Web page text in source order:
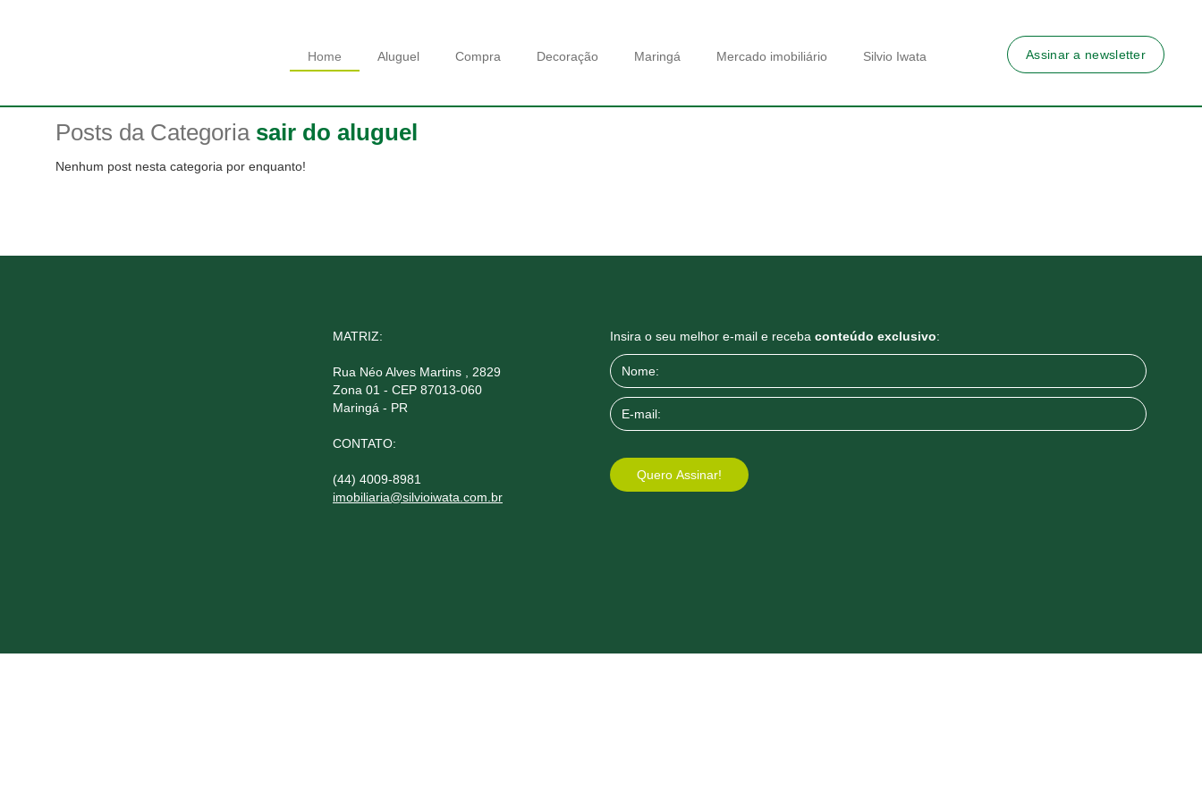
Home Aluguel Compra Decoração Maringá Mercado imobiliário Silvio Iwata Assinar a newsletter
Posts da Categoria sair do aluguel
Nenhum post nesta categoria por enquanto!
MATRIZ:
Rua Néo Alves Martins , 2829
Zona 01 - CEP 87013-060
Maringá - PR
CONTATO:
(44) 4009-8981
imobiliaria@silvioiwata.com.br
Insira o seu melhor e-mail e receba conteúdo exclusivo: